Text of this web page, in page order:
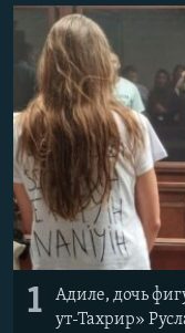
ПОБЕДИТЕЛЕЙ НЕ
ELIFBE
УКРАИНСКАЯ
ПРИСОЕДИНЯЙТЕСЬ!
Все сайты RFE/
1
Адиле, дочь
ут-Тахрир»